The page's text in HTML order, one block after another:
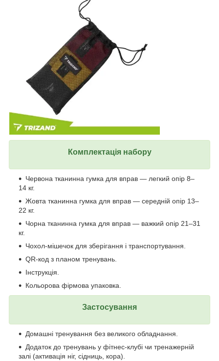
Комплектація набору
Червона тканинна гумка для вправ — легкий опір 8–
14 кг.
Жовта тканинна гумка для вправ — середній опір 13–
22 кг.
Чорна тканинна гумка для вправ — важкий опір 21–31
кг.
Чохол-мішечок для зберігання і транспортування.
QR-код з планом тренувань.
Інструкція.
Кольорова фірмова упаковка.
Застосування
Домашні тренування без великого обладнання.
Додаток до тренувань у фітнес-клубі чи тренажерній
залі (активація ніг, сідниць, кора).